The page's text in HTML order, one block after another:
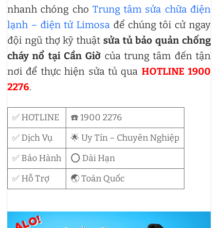
nhanh chóng cho Trung tâm sửa chữa điện
lạnh – điện tử Limosa để chúng tôi cử ngay
đội ngũ thợ kỹ thuật sửa tủ bảo quản chống
cháy nổ tại Cần Giờ của trung tâm đến tận
nơi để thực hiện sửa tủ qua HOTLINE 1900
2276.
✅ HOTLINE
☎️ 1900 2276
✅ Dịch Vụ
🌟 Uy Tín – Chuyên Nghiệp
✅ Bảo Hành
⭕ Dài Hạn
✅ Hỗ Trợ
🌏 Toàn Quốc